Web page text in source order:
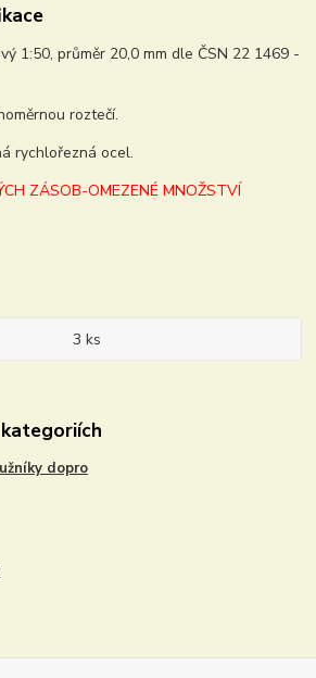
1:50, průměr 20,0 mm dle ČSN 22 1469 -
roztečí.
rychlořezná ocel.
ZÁSOB-OMEZENÉ MNOŽSTVÍ
3 ks
dopro